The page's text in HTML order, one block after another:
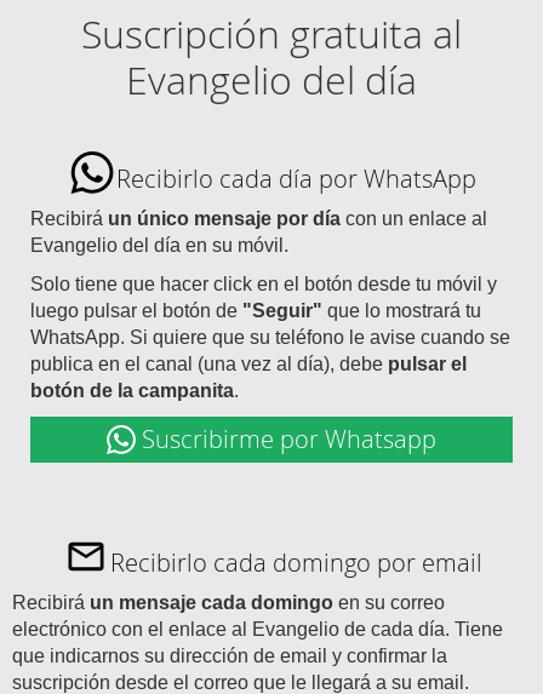
Suscripción gratuita al
Evangelio del día
Recibirlo cada día por WhatsApp
Recibirá un único mensaje por día con un enlace al
Evangelio del día en su móvil.
Solo tiene que hacer click en el botón desde tu móvil y
luego pulsar el botón de "Seguir" que lo mostrará tu
WhatsApp. Si quiere que su teléfono le avise cuando se
publica en el canal (una vez al día), debe pulsar el
botón de la campanita.
Suscribirme por Whatsapp
Recibirlo cada domingo por email
Recibirá un mensaje cada domingo en su correo
electrónico con el enlace al Evangelio de cada día. Tiene
que indicarnos su dirección de email y confirmar la
suscripción desde el correo que le llegará a su email.